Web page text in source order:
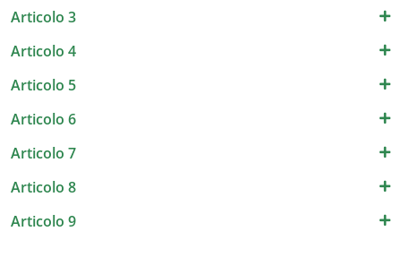
Articolo 3
Articolo 4
Articolo 5
Articolo 6
Articolo 7
Articolo 8
Articolo 9